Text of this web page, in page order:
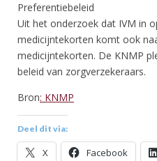
Preferentiebeleid
Uit het onderzoek dat IVM in
medicijntekorten komt ook
medicijntekorten. De KNMP
beleid van zorgverzekeraars.
Bron: KNMP
Deel dit via:
X Facebook